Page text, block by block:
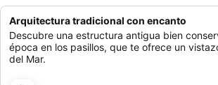
Arquitectura tradicional con encanto
Descubre una estructura antigua bien
época en los pasillos, que te ofrece un
del Mar.